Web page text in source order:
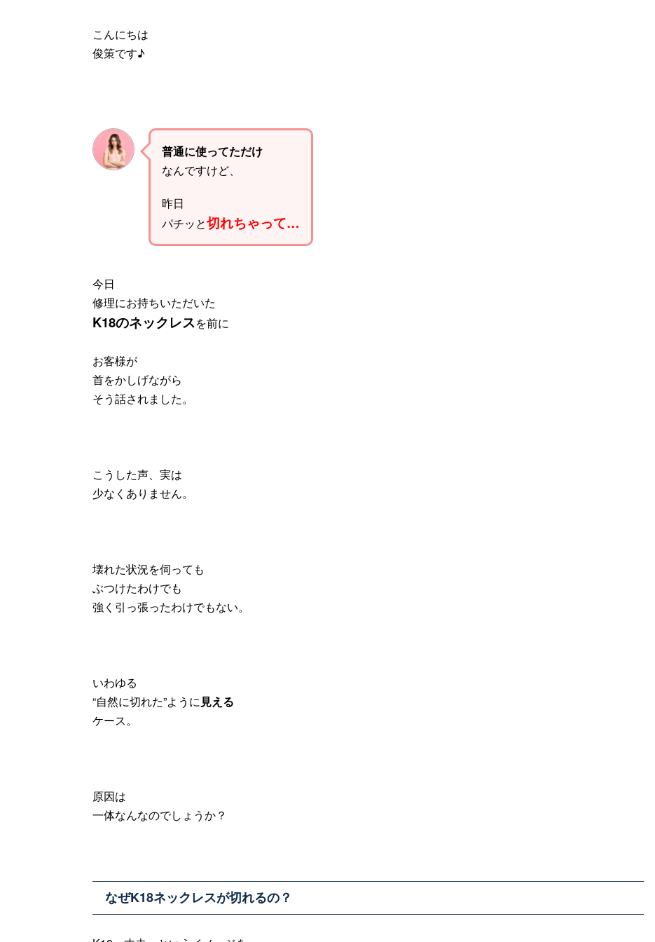
こんにちは
俊策です♪
普通に使ってただけ
なんですけど、
昨日
パチッと切れちゃって…
今日
修理にお持ちいただいた
K18のネックレスを前に
お客様が
首をかしげながら
そう話されました。
こうした声、実は
少なくありません。
壊れた状況を伺っても
ぶつけたわけでも
強く引っ張ったわけでもない。
いわゆる
“自然に切れた”ように見える
ケース。
原因は
一体なんなのでしょうか？
なぜK18ネックレスが切れるの？